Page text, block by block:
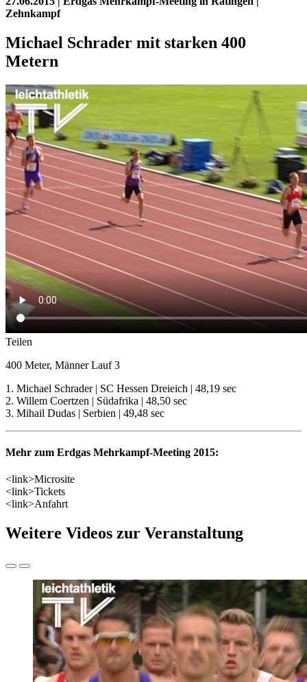
Zehnkampf
Michael Schrader mit starken 400
Metern
Teilen
400 Meter, Männer Lauf 3
1. Michael Schrader | SC Hessen Dreieich | 48,19 sec
2. Willem Coertzen | Südafrika | 48,50 sec
3. Mihail Dudas | Serbien | 49,48 sec
Mehr zum Erdgas Mehrkampf-Meeting 2015:
<link>Microsite
<link>Tickets
<link>Anfahrt
Weitere Videos zur Veranstaltung